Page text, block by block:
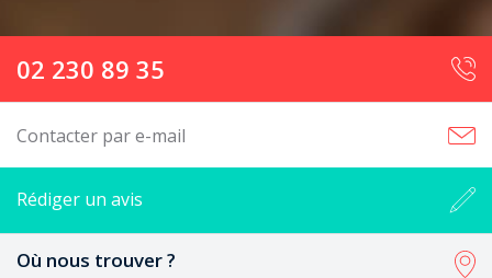
02 230 89 35
Contacter par e-mail
Rédiger un avis
Où nous trouver ?